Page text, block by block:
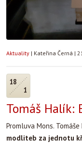
Aktuality | Kateřina Černá |
18
1
Tomáš Halík:
Promluva Mons.
modliteb za jednotu